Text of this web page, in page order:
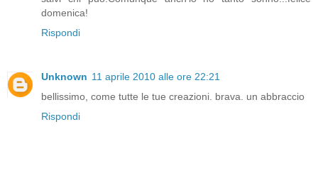
domenica!
Rispondi
Unknown 11 aprile 2010 alle ore 22:21
bellissimo, come tutte le tue creazioni. brava. un abbraccio
Rispondi